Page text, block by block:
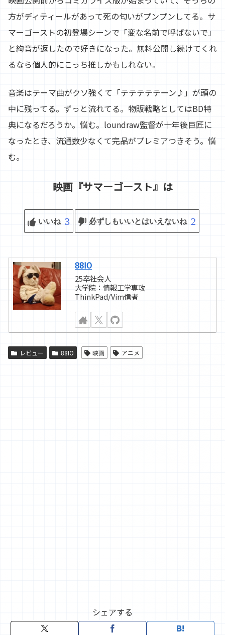
方がディティールがあって死の匂いがプンプンしてる。サ
マーゴーストの初登場シーンで「変な名前で呼ばないで」
と絢音が返したので好きになった。無料公開し続けてくれ
るなら個人的にこっち推しかもしれない。
音楽はテーマ曲がクソ強くて「テテテテテーン♪」が頭の
中に残ってる。ずっと流れてる。物販戦略としてはBD特
典になるだろうか。悩む。loundraw監督が十年後巨匠に
なったとき、流通数少なくて完品がプレミアつきそう。悩
む。
映画『サマーゴースト』は
いいね 3 必ずしもいいとはいえないね 2
88IO
25卒社会人
大学院：情報工学専攻
ThinkPad/Vim信者
レビュー 88IO 映画 アニメ
シェアする